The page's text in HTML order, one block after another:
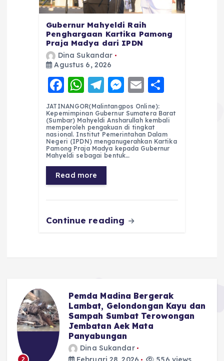
Gubernur Mahyeldi Raih
Penghargaan Kartika Pamong
Praja Madya dari IPDN
Dina Sukandar
Agustus 6, 2026
F
a
c
e
b
o
o
k
W
h
a
ts
A
p
p
T
el
e
g
r
a
m
M
e
ss
e
n
E
m
ai
l
a
re
JATINANGOR(Malintangpos Online):
Kepemimpinan Gubernur Sumatera Barat
(Sumbar) Mahyeldi Ansharullah kembali
memperoleh pengakuan di tingkat
nasional. Institut Pemerintahan Dalam
Negeri (IPDN) menganugerahkan Kartika
Pamong Praja Madya kepada Gubernur
Mahyeldi sebagai bentuk…
Read more
Continue reading
Pemda Madina Bergerak
Lambat, Gelondongan Kayu dan
Sampah Sumbat Terowongan
Jembatan Aek Mata
Panyabungan
Dina Sukandar